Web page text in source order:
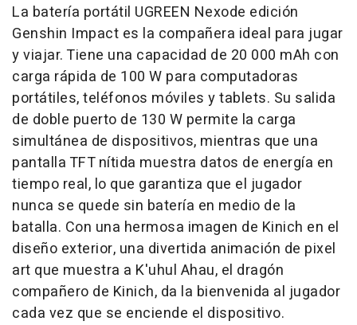
La batería portátil UGREEN Nexode edición
Genshin Impact es la compañera ideal para jugar
y viajar. Tiene una capacidad de 20 000 mAh con
carga rápida de 100 W para computadoras
portátiles, teléfonos móviles y tablets. Su salida
de doble puerto de 130 W permite la carga
simultánea de dispositivos, mientras que una
pantalla TFT nítida muestra datos de energía en
tiempo real, lo que garantiza que el jugador
nunca se quede sin batería en medio de la
batalla. Con una hermosa imagen de Kinich en el
diseño exterior, una divertida animación de pixel
art que muestra a K'uhul Ahau, el dragón
compañero de Kinich, da la bienvenida al jugador
cada vez que se enciende el dispositivo.